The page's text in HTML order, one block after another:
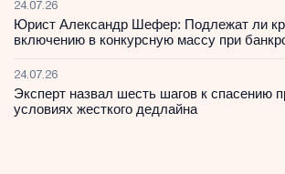
24.07.26
Юрист Александр Шефер: Подлежат ли
включению в конкурсную массу при
24.07.26
Эксперт назвал шесть шагов к спасению
условиях жесткого дедлайна